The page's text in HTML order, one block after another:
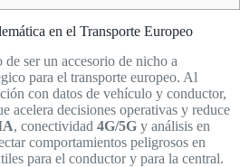
en el Transporte Europeo
ser un accesorio de nicho a
para el transporte europeo. Al
con datos de vehículo y conductor,
acelera decisiones operativas y reduce
, conectividad 4G/5G y análisis en
comportamientos peligrosos en
para el conductor y para la central.